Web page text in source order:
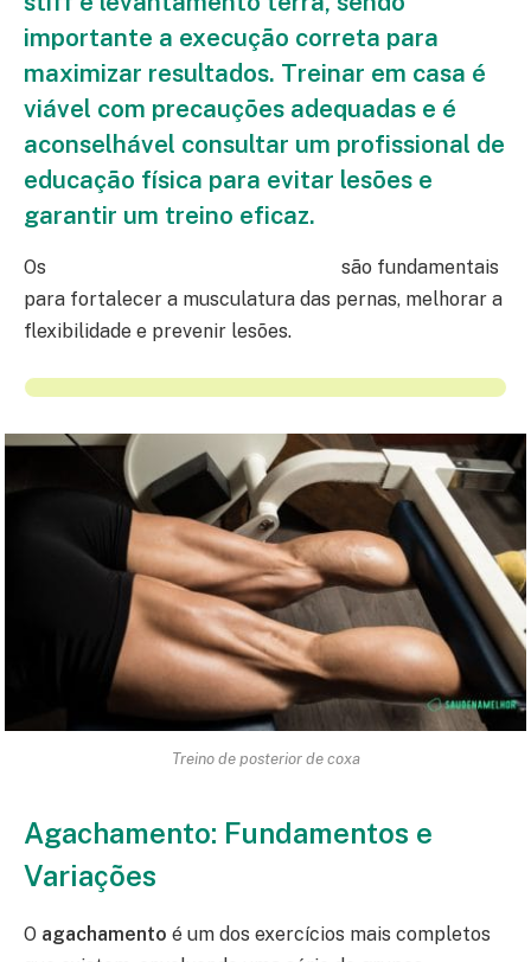
importante a execução correta para
maximizar resultados. Treinar em casa é
viável com precauções adequadas e é
aconselhável consultar um profissional de
educação física para evitar lesões e
garantir um treino eficaz.
Os
são fundamentais
para fortalecer a musculatura das pernas, melhorar a
flexibilidade e prevenir lesões.
Treino de posterior de coxa
Agachamento: Fundamentos e
Variações
O agachamento é um dos exercícios mais completos